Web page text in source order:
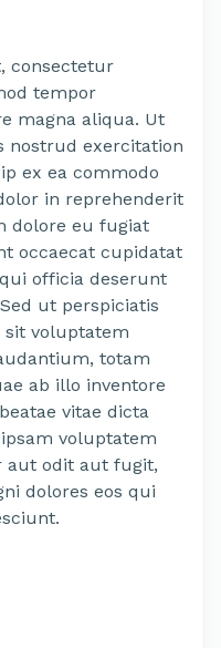
consectetur
tempor
magna aliqua. Ut
nostrud exercitation
ex ea commodo
in reprehenderit
dolore eu fugiat
occaecat cupidatat
officia deserunt
ut perspiciatis
sit voluptatem
totam
ab illo inventore
vitae dicta
voluptatem
aut odit aut fugit,
dolores eos qui